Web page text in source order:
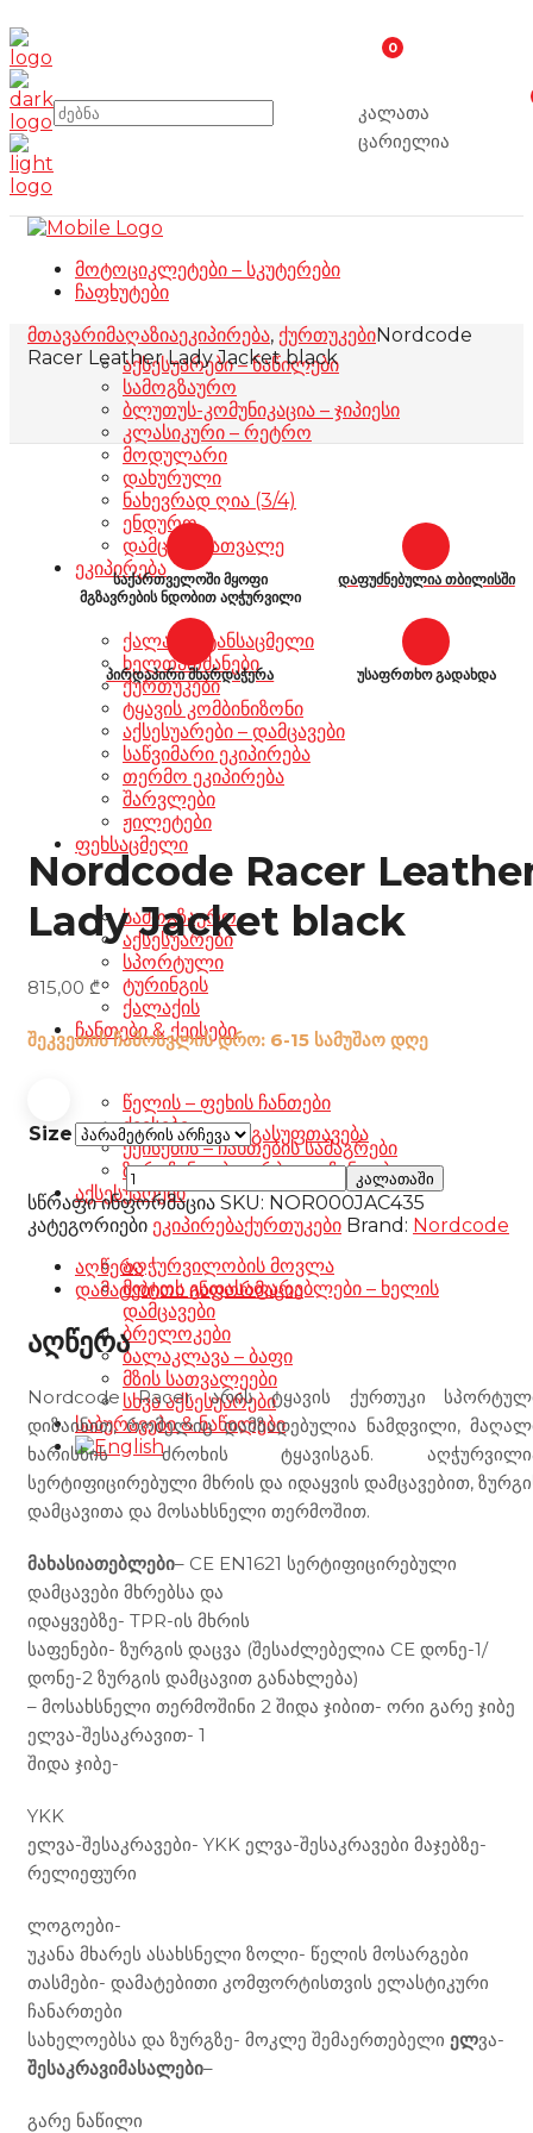
0
კალათა
ცარიელია
მოტოციკლეტები – სკუტერები
ჩაფხუტები
აქსესუარები – ნაწილები
სამოგზაურო
ბლუთუს-კომუნიკაცია – ჯიპიესი
კლასიკური – რეტრო
მოდულარი
დახურული
ნახევრად ღია (3/4)
ენდურო
დამცავი სათვალე
ეკიპირება
ქალაქის ტანსაცმელი
ხელთათმანები
ქურთუკები
ტყავის კომბინიზონი
აქსესუარები – დამცავები
საწვიმარი ეკიპირება
თერმო ეკიპირება
შარვლები
ჟილეტები
ფეხსაცმელი
სამოგზაურო
აქსესუარები
სპორტული
ტურინგის
ქალაქის
ჩანთები & ქეისები
წელის – ფეხის ჩანთები
ქეისები
ქეისების – ჩანთების სამაგრები
ზურგჩანთები – რბილი ჩანთები
აქსესუარები
აღჭურვილობის მოვლა
მოტოს გადასაფარებლები – ხელის
დამცავები
ბრელოკები
ბალაკლავა – ბაფი
მზის სათვალეები
სხვა აქსესუარები
საბურავები & ნაწილები
მთავარიმაღაზიაეკიპირება, ქურთუკებიNordcode
Racer Leather Lady Jacket black
საქართველოში მყოფი
მგზავრების ნდობით აღჭურვილი
დაფუძნებულია თბილისში
პირდაპირი მხარდაჭერა უსაფრთხო გადახდა
Nordcode Racer
Lady Jacket black
815,00 ₾
შეკვეთის ჩამოსვლის დრო: 6-15 სამუშაო დღე
Size
გასუფთავება
Nordcode
Racer
Leather
Lady
Jacket
black
რაოდენობა
კალათაში
სწრაფი ინფორმაცია SKU: NOR000JAC435
კატეგორიები ეკიპირებაქურთუკები Brand: Nordcode
აღწერა
დამატებითი ინფორმაცია
აღწერა
Nordcode Racer არის ტყავის ქურთუკი
დიზაინით, რომელიც დამზადებულია ნამდვილი,
ხარისხის ძროხის ტყავისგან.
სერტიფიცირებული მხრის და იდაყვის დამცავებით,
დამცავითა და მოსახსნელი თერმოშით.
მახასიათებლები– CE EN1621 სერტიფიცირებული
დამცავები მხრებსა და
იდაყვებზე- TPR-ის მხრის
საფენები- ზურგის დაცვა (შესაძლებელია CE დონე-1/
დონე-2 ზურგის დამცავით განახლება)
– მოსახსნელი თერმოშინი 2 შიდა ჯიბით- ორი გარე ჯიბე
ელვა-შესაკრავით- 1
შიდა ჯიბე-
YKK
ელვა-შესაკრავები- YKK ელვა-შესაკრავები მაჯებზე-
რელიეფური
ლოგოები-
უკანა მხარეს ასახსნელი ზოლი- წელის მოსარგები
თასმები- დამატებითი კომფორტისთვის ელასტიკური
ჩანართები
სახელოებსა და ზურგზე- მოკლე შემაერთებელი ელვა-
შესაკრავიმასალები–
გარე ნაწილი